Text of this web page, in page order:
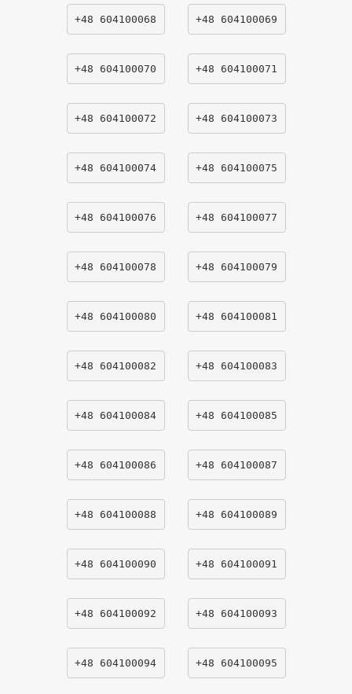
+48 604100068 +48 604100069
+48 604100070 +48 604100071
+48 604100072 +48 604100073
+48 604100074 +48 604100075
+48 604100076 +48 604100077
+48 604100078 +48 604100079
+48 604100080 +48 604100081
+48 604100082 +48 604100083
+48 604100084 +48 604100085
+48 604100086 +48 604100087
+48 604100088 +48 604100089
+48 604100090 +48 604100091
+48 604100092 +48 604100093
+48 604100094 +48 604100095